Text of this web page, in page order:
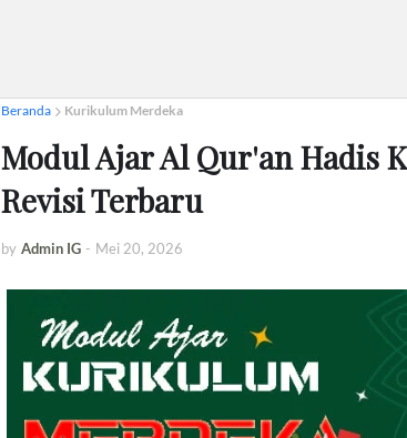
Beranda Kurikulum Merdeka
Modul Ajar Al Qur'an Hadis
Revisi Terbaru
by Admin IG - Mei 20, 2026